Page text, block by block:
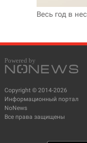
Весь год в
Copyright © 2014-2026
Информационный портал
NoNews
Все права защищены